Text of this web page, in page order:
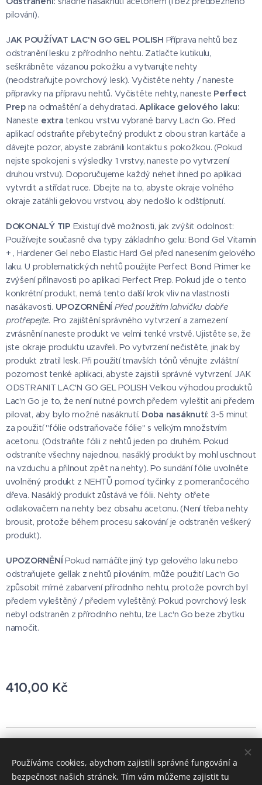
pilování).
JAK POUŽÍVAT LAC'N GO GEL POLISH Příprava nehtů bez
odstranění lesku z přírodního nehtu. Zatlačte kutikulu,
seškrábněte vázanou pokožku a vytvarujte nehty
(neodstraňujte povrchový lesk). Vyčistěte nehty / naneste
přípravky na přípravu nehtů. Vyčistěte nehty, naneste Perfect
Prepna odmaštění a dehydrataci. Aplikace gelového laku:
Naneste extra tenkou vrstvu vybrané barvy Lac'n Go. Před
aplikací odstraňte přebytečný produkt z obou stran kartáče a
dávejte pozor, abyste zabránili kontaktu s pokožkou. (Pokud
nejste spokojeni s výsledky 1 vrstvy, naneste po vytvrzení
druhou vrstvu). Doporučujeme každý nehet ihned po aplikaci
vytvrdit a střídat ruce. Dbejte na to, abyste okraje volného
okraje zatáhli gelovou vrstvou, aby nedošlo k odštípnutí.
DOKONALÝ TIP Existují dvě možnosti, jak zvýšit odolnost:
Používejte současně dva typy základního gelu: Bond Gel Vitamin
+ , Hardener Gel nebo Elastic Hard Gel před nanesením gelového
laku. U problematických nehtů použijte Perfect Bond Primer ke
zvýšení přilnavosti po aplikaci Perfect Prep. Pokud jde o tento
konkrétní produkt, nemá tento další krok vliv na vlastnosti
nasákavosti. UPOZORNĚNÍ Před použitím lahvičku dobře
protřepejte. Pro zajištění správného vytvrzení a zamezení
zvrásnění naneste produkt ve velmi tenké vrstvě. Ujistěte se, že
jste okraje produktu uzavřeli. Po vytvrzení nečistěte, jinak by
produkt ztratil lesk. Při použití tmavších tónů věnujte zvláštní
pozornost tenké aplikaci, abyste zajistili správné vytvrzení. JAK
ODSTRANIT LAC'N GO GEL POLISH Velkou výhodou produktů
Lac'n Go je to, že není nutné povrch předem vyleštit ani předem
pilovat, aby bylo možné nasáknutí. Doba nasáknutí: 3-5 minut
za použití "fólie odstraňovače fólie" s velkým množstvím
acetonu. (Odstraňte fólii z nehtů jeden po druhém. Pokud
odstraníte všechny najednou, nasáklý produkt by mohl uschnout
na vzduchu a přilnout zpět na nehty). Po sundání fólie uvolněte
uvolněný produkt z NEHTŮ pomocí tyčinky z pomerančocého
dřeva. Nasáklý produkt zůstává ve fólii. Nehty otřete
odlakovačem na nehty bez obsahu acetonu. (Není třeba nehty
brousit, protože během procesu sakování je odstraněn veškerý
produkt).
UPOZORNĚNÍ Pokud namáčíte jiný typ gelového laku nebo
odstraňujete gellak z nehtů pilováním, může použití Lac'n Go
způsobit mírné zabarvení přírodního nehtu, protože povrch byl
předem vyleštěný / předem vyleštěný. Pokud povrchový lesk
nebyl odstraněn z přírodního nehtu, lze Lac'n Go beze zbytku
namočit.
410,00 Kč
Vytvořeno službou Webnode Cookies
Používáme cookies, abychom zajistili správné fungování a
bezpečnost našich stránek. Tím vám můžeme zajistit tu